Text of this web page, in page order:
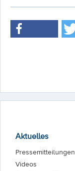
Aktuelles
Pressemitteilungen
Videos